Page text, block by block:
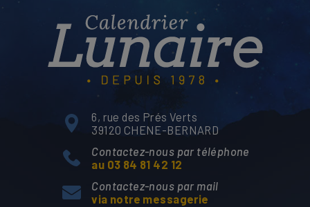
6, rue des Prés Verts
39120 CHENE-BERNARD
Contactez-nous par téléphone
au 03 84 81 42 12
Contactez-nous par mail
via notre messagerie